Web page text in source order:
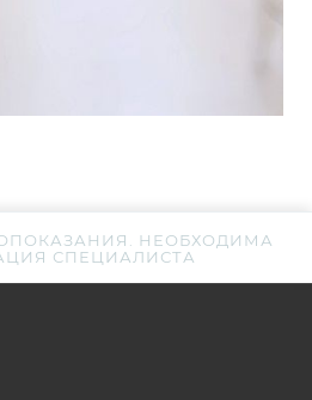
НЕОБХОДИМА
СПЕЦИАЛИСТА